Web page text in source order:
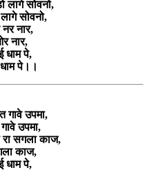
लागे सोवनो,
सोवनो,
नार,
नार,
धाम पे,
पे।।
उपमा,
उपमा,
सगला काज,
काज,
धाम पे,